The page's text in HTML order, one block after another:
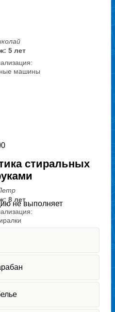
5 лет
машины
8 лет
стиральных
не выполняет